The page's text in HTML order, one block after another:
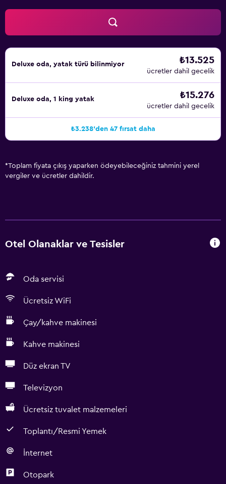
Deluxe oda, yatak türü bilinmiyor ₺13.525
ücretler dahil gecelik
Deluxe oda, 1 king yatak ₺15.276
ücretler dahil gecelik
₺3.238'den 47 fırsat daha
*Toplam fiyata çıkış yaparken ödeyebileceğiniz tahmini yerel
vergiler ve ücretler dahildir.
Otel Olanaklar ve Tesisler
Oda servisi
Ücretsiz WiFi
Çay/kahve makinesi
Kahve makinesi
Düz ekran TV
Televizyon
Ücretsiz tuvalet malzemeleri
Toplantı/Resmi Yemek
İnternet
Otopark